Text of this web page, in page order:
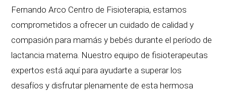
Fernando Arco Centro de Fisioterapia, estamos
comprometidos a ofrecer un cuidado de calidad y
compasión para mamás y bebés durante el período de
lactancia materna. Nuestro equipo de fisioterapeutas
expertos está aquí para ayudarte a superar los
desafíos y disfrutar plenamente de esta hermosa